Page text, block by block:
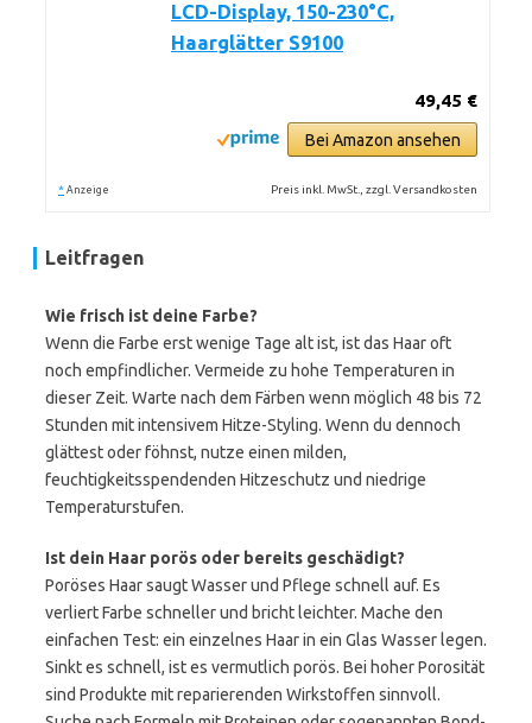
LCD-Display, 150-230°C,
Haarglätter S9100
49,45 €
Bei Amazon ansehen
* Anzeige Preis inkl. MwSt., zzgl. Versandkosten
Leitfragen
Wie frisch ist deine Farbe?
Wenn die Farbe erst wenige Tage alt ist, ist das Haar oft
noch empfindlicher. Vermeide zu hohe Temperaturen in
dieser Zeit. Warte nach dem Färben wenn möglich 48 bis 72
Stunden mit intensivem Hitze-Styling. Wenn du dennoch
glättest oder föhnst, nutze einen milden,
feuchtigkeitsspendenden Hitzeschutz und niedrige
Temperaturstufen.
Ist dein Haar porös oder bereits geschädigt?
Poröses Haar saugt Wasser und Pflege schnell auf. Es
verliert Farbe schneller und bricht leichter. Mache den
einfachen Test: ein einzelnes Haar in ein Glas Wasser legen.
Sinkt es schnell, ist es vermutlich porös. Bei hoher Porosität
sind Produkte mit reparierenden Wirkstoffen sinnvoll.